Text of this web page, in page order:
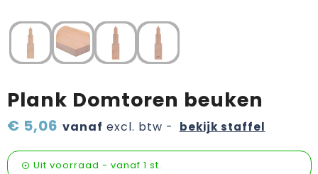
Zomerpakketten
Plank Domtoren beuken
€ 5,06 vanaf excl. btw - bekijk staffel
Uit voorraad - vanaf 1 st.